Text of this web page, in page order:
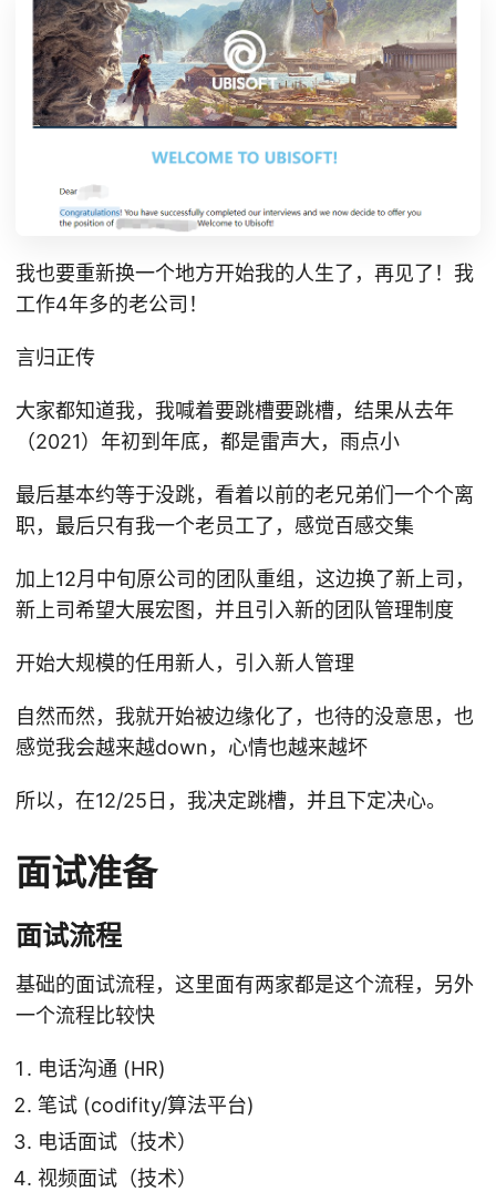
我也要重新换一个地方开始我的人生了，再见了！我
工作4年多的老公司！
言归正传
大家都知道我，我喊着要跳槽要跳槽，结果从去年
（2021）年初到年底，都是雷声大，雨点小
最后基本约等于没跳，看着以前的老兄弟们一个个离
职，最后只有我一个老员工了，感觉百感交集
加上12月中旬原公司的团队重组，这边换了新上司，
新上司希望大展宏图，并且引入新的团队管理制度
开始大规模的任用新人，引入新人管理
自然而然，我就开始被边缘化了，也待的没意思，也
感觉我会越来越down，心情也越来越坏
所以，在12/25日，我决定跳槽，并且下定决心。
面试准备
面试流程
基础的面试流程，这里面有两家都是这个流程，另外
一个流程比较快
电话沟通 (HR)
笔试 (codifity/算法平台)
电话面试（技术）
视频面试（技术）